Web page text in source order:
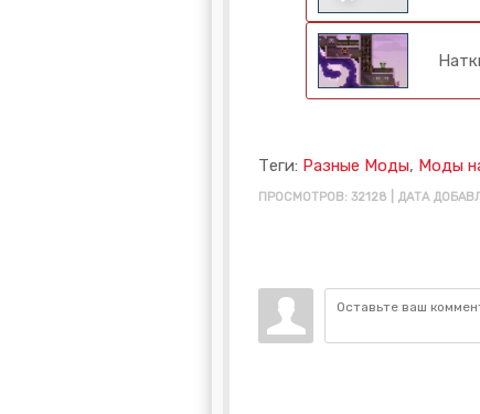
Теги: Разные Моды, Моды
ПРОСМОТРОВ: 32128 | ДАТА